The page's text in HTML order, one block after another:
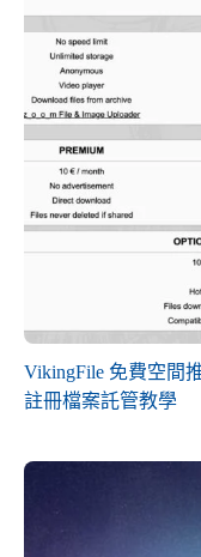
VikingFile 免費空間
註冊檔案託管教學